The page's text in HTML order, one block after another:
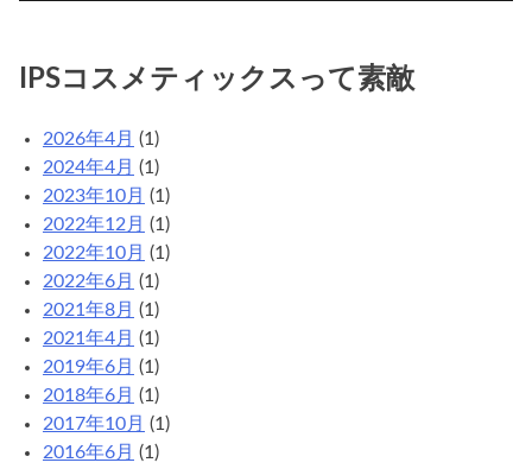
IPSコスメティックスって素敵
2026年4月 (1)
2024年4月 (1)
2023年10月 (1)
2022年12月 (1)
2022年10月 (1)
2022年6月 (1)
2021年8月 (1)
2021年4月 (1)
2019年6月 (1)
2018年6月 (1)
2017年10月 (1)
2016年6月 (1)